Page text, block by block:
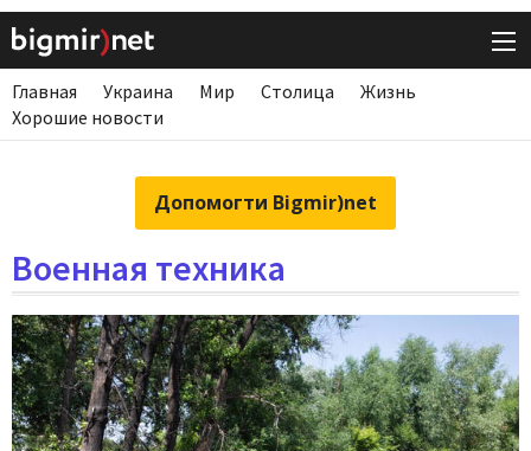
Главная Украина Мир Столица
Жизнь
Хорошие новости
Допомогти Bigmir)net
Военная техника